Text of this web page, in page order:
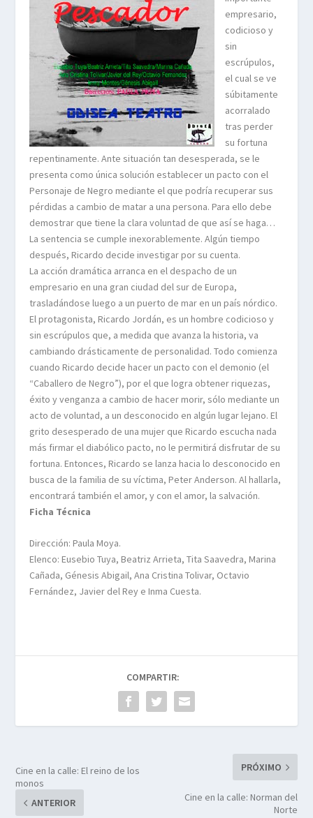
empresario,
codicioso y
sin
escrúpulos,
el cual se ve
súbitamente
acorralado
tras perder
su fortuna
repentinamente. Ante situación tan desesperada, se le
presenta como única solución establecer un pacto con el
Personaje de Negro mediante el que podría recuperar sus
pérdidas a cambio de matar a una persona. Para ello debe
demostrar que tiene la clara voluntad de que así se haga…
La sentencia se cumple inexorablemente. Algún tiempo
después, Ricardo decide investigar por su cuenta.
La acción dramática arranca en el despacho de un
empresario en una gran ciudad del sur de Europa,
trasladándose luego a un puerto de mar en un país nórdico.
El protagonista, Ricardo Jordán, es un hombre codicioso y
sin escrúpulos que, a medida que avanza la historia, va
cambiando drásticamente de personalidad. Todo comienza
cuando Ricardo decide hacer un pacto con el demonio (el
“Caballero de Negro”), por el que logra obtener riquezas,
éxito y venganza a cambio de hacer morir, sólo mediante un
acto de voluntad, a un desconocido en algún lugar lejano. El
grito desesperado de una mujer que Ricardo escucha nada
más firmar el diabólico pacto, no le permitirá disfrutar de su
fortuna. Entonces, Ricardo se lanza hacia lo desconocido en
busca de la familia de su víctima, Peter Anderson. Al hallarla,
encontrará también el amor, y con el amor, la salvación.
Ficha Técnica
Dirección: Paula Moya.
Elenco: Eusebio Tuya, Beatriz Arrieta, Tita Saavedra, Marina
Cañada, Génesis Abigail, Ana Cristina Tolivar, Octavio
Fernández, Javier del Rey e Inma Cuesta.
COMPARTIR:
Cine en la calle: El reino de los
monos
ANTERIOR
PRÓXIMO
Cine en la calle: Norman del
Norte